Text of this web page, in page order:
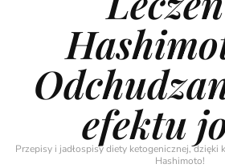
efektu
Przepisy i jadłospisy diety ketogenicznej, dzięki
Hashimoto!